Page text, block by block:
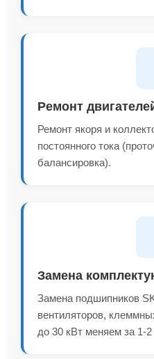
Ремонт
Ремонт якоря и
постоянного тока
балансировка).
Замена
Замена подшипников
вентиляторов,
до 30 кВт меняем за 1-2